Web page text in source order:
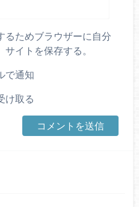
るためブラウザーに自分
イトを保存する。
で通知
け取る